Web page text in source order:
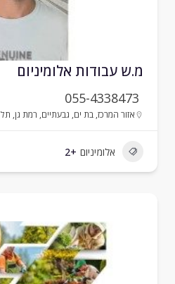
עבודות אלומיניום
055-4338473
אזור המרכז,בת ים,גבעתיים, רמת גן,תל אביב - יפו
אלומיניום +2